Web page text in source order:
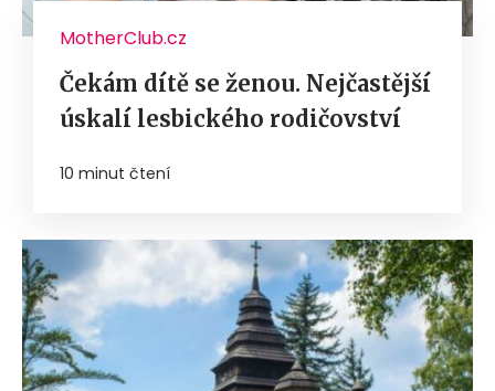
MotherClub.cz
Čekám dítě se ženou. Nejčastější
úskalí lesbického rodičovství
10 minut čtení